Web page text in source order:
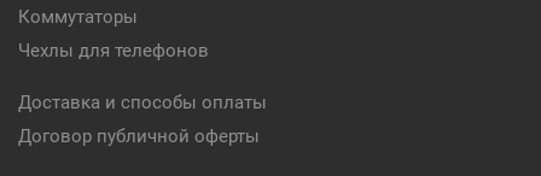
Коммутаторы
Чехлы для телефонов
Доставка и способы оплаты
Договор публичной оферты